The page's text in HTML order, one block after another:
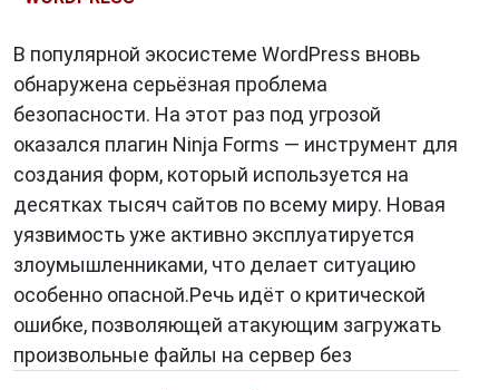
Ручной контроль. Ручной контроль
заключается в визуальном или
инструментальном контроле результатов
работы.
Автоматический контроль.
Автоматический контроль заключается в
использовании специальных программ или
устройств для проверки результатов
работы.
Тестирование. Тестирование заключается в
выполнении специальной программы или
набора операций для выявления ошибок.
В популярной экосистеме WordPress вновь
обнаружена серьёзная проблема
безопасности. На этот раз под угрозой
оказался плагин Ninja Forms — инструмент для
создания форм, который используется на
десятках тысяч сайтов по всему миру. Новая
уязвимость уже активно эксплуатируется
злоумышленниками, что делает ситуацию
особенно опасной.Речь идёт о критической
ошибке, позволяющей атакующим загружать
произвольные файлы на сервер без